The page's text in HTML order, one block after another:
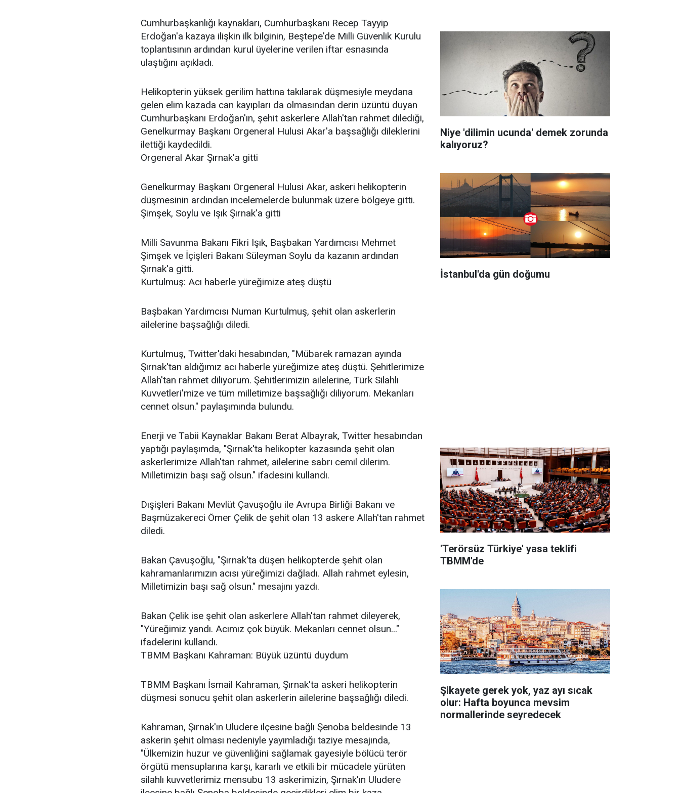
Cumhurbaşkanlığı kaynakları, Cumhurbaşkanı Recep Tayyip
Erdoğan'a kazaya ilişkin ilk bilginin, Beştepe'de Milli Güvenlik Kurulu
toplantısının ardından kurul üyelerine verilen iftar esnasında
ulaştığını açıkladı.
Helikopterin yüksek gerilim hattına takılarak düşmesiyle meydana
gelen elim kazada can kayıpları da olmasından derin üzüntü duyan
Cumhurbaşkanı Erdoğan'ın, şehit askerlere Allah'tan rahmet dilediği,
Genelkurmay Başkanı Orgeneral Hulusi Akar'a başsağlığı dileklerini
ilettiği kaydedildi.
Orgeneral Akar Şırnak'a gitti
Genelkurmay Başkanı Orgeneral Hulusi Akar, askeri helikopterin
düşmesinin ardından incelemelerde bulunmak üzere bölgeye gitti.
Şimşek, Soylu ve Işık Şırnak'a gitti
Milli Savunma Bakanı Fikri Işık, Başbakan Yardımcısı Mehmet
Şimşek ve İçişleri Bakanı Süleyman Soylu da kazanın ardından
Şırnak'a gitti.
Kurtulmuş: Acı haberle yüreğimize ateş düştü
Başbakan Yardımcısı Numan Kurtulmuş, şehit olan askerlerin
ailelerine başsağlığı diledi.
Kurtulmuş, Twitter'daki hesabından, "Mübarek ramazan ayında
Şırnak'tan aldığımız acı haberle yüreğimize ateş düştü. Şehitlerimize
Allah'tan rahmet diliyorum. Şehitlerimizin ailelerine, Türk Silahlı
Kuvvetleri'mize ve tüm milletimize başsağlığı diliyorum. Mekanları
cennet olsun." paylaşımında bulundu.
Enerji ve Tabii Kaynaklar Bakanı Berat Albayrak, Twitter hesabından
yaptığı paylaşımda, "Şırnak'ta helikopter kazasında şehit olan
askerlerimize Allah'tan rahmet, ailelerine sabrı cemil dilerim.
Milletimizin başı sağ olsun." ifadesini kullandı.
Dışişleri Bakanı Mevlüt Çavuşoğlu ile Avrupa Birliği Bakanı ve
Başmüzakereci Ömer Çelik de şehit olan 13 askere Allah'tan rahmet
diledi.
Bakan Çavuşoğlu, "Şırnak'ta düşen helikopterde şehit olan
kahramanlarımızın acısı yüreğimizi dağladı. Allah rahmet eylesin,
Milletimizin başı sağ olsun." mesajını yazdı.
Bakan Çelik ise şehit olan askerlere Allah'tan rahmet dileyerek,
"Yüreğimiz yandı. Acımız çok büyük. Mekanları cennet olsun..."
ifadelerini kullandı.
TBMM Başkanı Kahraman: Büyük üzüntü duydum
TBMM Başkanı İsmail Kahraman, Şırnak'ta askeri helikopterin
düşmesi sonucu şehit olan askerlerin ailelerine başsağlığı diledi.
Kahraman, Şırnak'ın Uludere ilçesine bağlı Şenoba beldesinde 13
askerin şehit olması nedeniyle yayımladığı taziye mesajında,
"Ülkemizin huzur ve güvenliğini sağlamak gayesiyle bölücü terör
örgütü mensuplarına karşı, kararlı ve etkili bir mücadele yürüten
silahlı kuvvetlerimiz mensubu 13 askerimizin, Şırnak'ın Uludere
Niye 'dilimin ucunda' demek zorunda
kalıyoruz?
İstanbul'da gün doğumu
'Terörsüz Türkiye' yasa teklifi
TBMM'de
Şikayete gerek yok, yaz ayı sıcak
olur: Hafta boyunca mevsim
normallerinde seyredecek